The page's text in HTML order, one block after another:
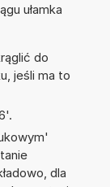
ułamka
do
jeśli ma to
dla